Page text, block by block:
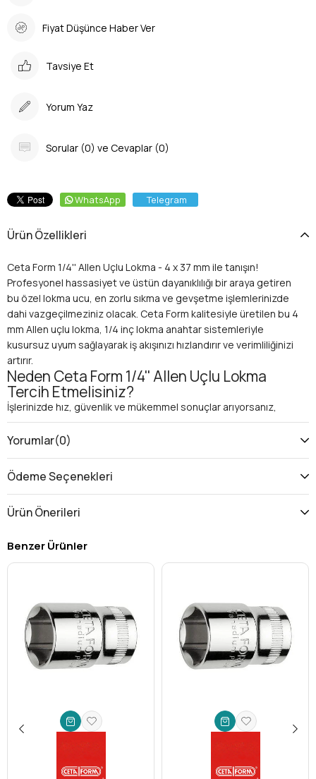
Fiyat Düşünce Haber Ver
Tavsiye Et
Yorum Yaz
Sorular (0) ve Cevaplar (0)
WhatsApp Telegram
Ürün Özellikleri
Ceta Form 1/4'' Allen Uçlu Lokma - 4 x 37 mm ile tanışın!
Profesyonel hassasiyet ve üstün dayanıklılığı bir araya getiren
bu özel lokma ucu, en zorlu sıkma ve gevşetme işlemlerinizde
dahi vazgeçilmeziniz olacak. Ceta Form kalitesiyle üretilen bu 4
mm Allen uçlu lokma, 1/4 inç lokma anahtar sistemleriyle
kusursuz uyum sağlayarak iş akışınızı hızlandırır ve verimliliğinizi
artırır.
Neden Ceta Form 1/4'' Allen Uçlu Lokma
Tercih Etmelisiniz?
İşlerinizde hız, güvenlik ve mükemmel sonuçlar arıyorsanız,
Ceta Form'un bu özel üretim Allen uçlu lokması tam size göre.
Bu ürün, sadece bir el aleti olmaktan öte, projelerinizde
geliştirilmiş güçlü bir çözümdür.
Üstün Dayanıklılık:
kullanıma, yüksek torka ve paslanmaya karşı olağanüstü
değiştirme derdinden kurtulursunuz.
Kusursuz Uyum ve Hassasiyet:4 mm'lik hassas işlenmiş
riskini minimuma indirir ve maksimum tork aktarımı sağlar.
1/4 inç kare tahrik (drive) boyutu, standart lokma
takımları ve tork anahtarlarıyla mükemmel uyum sunar.
Geniş Kullanım Alanı:
İster profesyonel bir oto
tamircisi, ister makine bakımcısı, isterse de evdeki küçük
montajı, bisiklet bakımı, motorlu araç tamiri, elektronik
cihaz onarımı ve endüstriyel montaj gibi birçok alanda
Zaman ve Efor Tasarrufu:
Hassas tasarımı ve
Yorumlar(0)
Ödeme Seçenekleri
Ürün Önerileri
Benzer Ürünler